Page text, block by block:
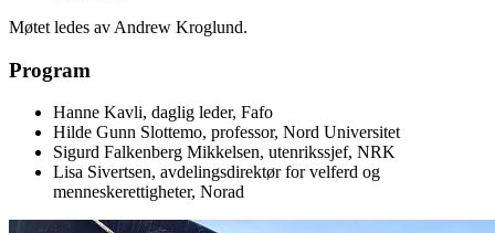
Møtet ledes av Andrew Kroglund.
Program
Hanne Kavli, daglig leder, Fafo
Hilde Gunn Slottemo, professor, Nord Universitet
Sigurd Falkenberg Mikkelsen, utenrikssjef, NRK
Lisa Sivertsen, avdelingsdirektør for velferd og
menneskerettigheter, Norad